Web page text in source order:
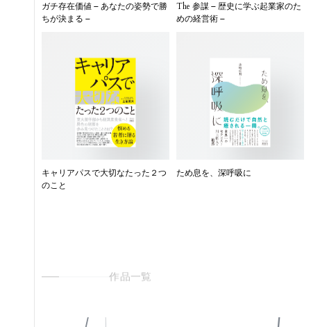
ガチ存在価値 – あなたの姿勢で勝
ちが決まる –
The 参謀 – 歴史に学ぶ起業家のた
めの経営術 –
キャリアパスで大切なたった２つ
のこと
ため息を、深呼吸に